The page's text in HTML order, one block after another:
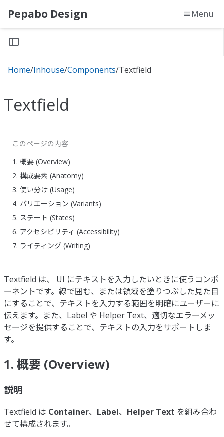
Pepabo Design Menu
Home Inhouse Components Textfield
Textfield
このページの内容
1. 概要 (Overview)
2. 構成要素 (Anatomy)
3. 使い分け (Usage)
4. バリエーション (Variants)
5. ステート (States)
6. アクセシビリティ (Accessibility)
7. ライティング (Writing)
Textfield は、 UI にテキストを入力したいときに使うコンポ
ーネントです。線で囲む、または領域を塗りつぶした見た目
にすることで、テキストを入力する範囲を明確にユーザーに
伝えます。また、Label や Helper Text、適切なエラーメッ
セージを提供することで、テキストの入力をサポートしま
す。
1. 概要 (Overview)
説明
Textfield は Container、 Label、 Helper Text を組み合わ
せて構成されます。